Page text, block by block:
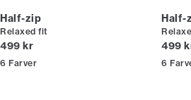
Half-zip
Relaxed fit
I alt (inkl. rabat)
499 kr
6 Farver
Half-
I alt
499
6